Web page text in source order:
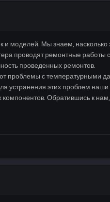
и моделей. Мы знаем,
проводят ремонтные работы
проведенных ремонтов.
проблемы с температурными
устранения этих проблем
Обратившись к